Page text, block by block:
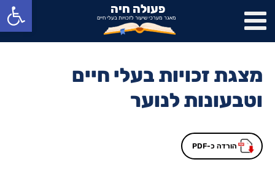
פתח סרגל נגישות פעולה חיה
מאגר מערכי שיעור לזכויות בעלי חיים
מצגת זכויות בעלי חיים
וטבעונות לנוער
הורדה כ-PDF